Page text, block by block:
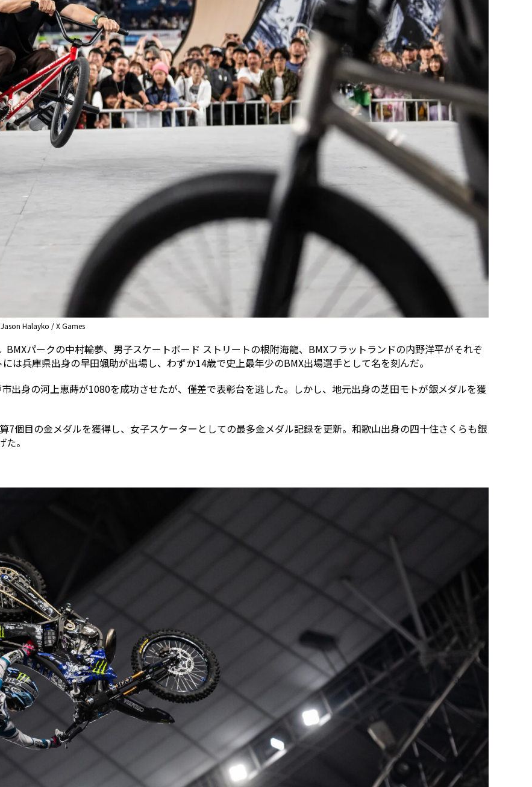
Halayko / X Games
パークの中村輪夢、男子スケートボード ストリートの根附海龍、BMXフラットランドの内野洋平がそれぞ
は兵庫県出身の早田颯助が出場し、わずか14歳で史上最年少のBMX出場選手として名を刻んだ。
出身の河上恵蒔が1080を成功させたが、僅差で表彰台を逃した。しかし、地元出身の芝田モトが銀メダルを獲
7個目の金メダルを獲得し、女子スケーターとしての最多金メダル記録を更新。和歌山出身の四十住さくらも銀
。